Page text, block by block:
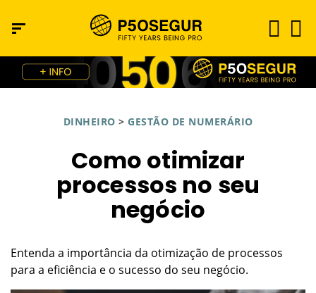
DINHEIRO > GESTÃO DE NUMERÁRIO
Como otimizar
processos no seu
negócio
Entenda a importância da otimização de processos
para a eficiência e o sucesso do seu negócio.